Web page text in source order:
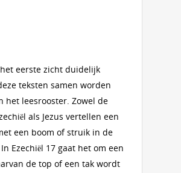
eerste zicht duidelijk
teksten samen worden
het leesrooster. Zowel de
als Jezus vertellen een
een boom of struik in de
Ezechiël 17 gaat het om een
de top of een tak wordt